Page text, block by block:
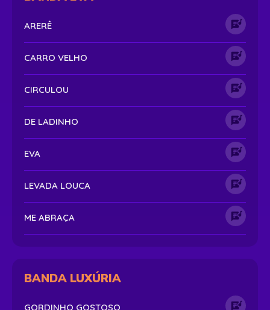
ARERÊ
CARRO VELHO
CIRCULOU
DE LADINHO
EVA
LEVADA LOUCA
ME ABRAÇA
BANDA LUXÚRIA
GORDINHO GOSTOSO